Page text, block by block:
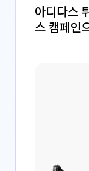
아디다스
스 캠페인